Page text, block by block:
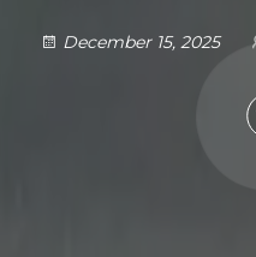
December 15, 2025